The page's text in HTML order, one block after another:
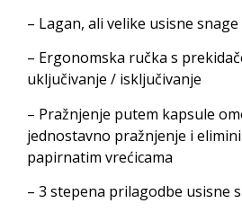
– Lagan, ali velike usisne snage
– Ergonomska ručka s
uključivanje / isključivanje
– Pražnjenje putem kapsule
jednostavno pražnjenje i
papirnatim vrećicama
– 3 stepena prilagodbe usisne